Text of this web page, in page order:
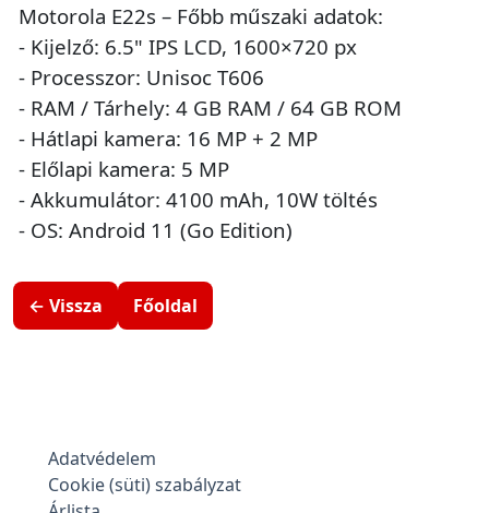
Motorola E22s – Főbb műszaki adatok:
- Kijelző: 6.5" IPS LCD, 1600×720 px
- Processzor: Unisoc T606
- RAM / Tárhely: 4 GB RAM / 64 GB ROM
- Hátlapi kamera: 16 MP + 2 MP
- Előlapi kamera: 5 MP
- Akkumulátor: 4100 mAh, 10W töltés
- OS: Android 11 (Go Edition)
← Vissza Főoldal
Adatvédelem
Cookie (süti) szabályzat